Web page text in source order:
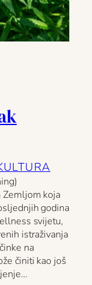
Zemljom koja
godina
svijetu,
istraživanja
na
činiti kao još